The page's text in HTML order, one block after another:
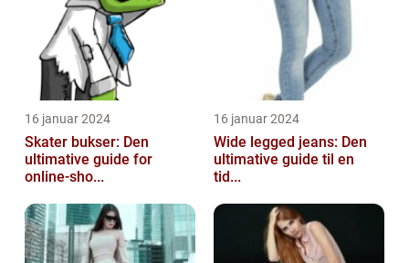
16 januar 2024
Skater bukser: Den
ultimative guide for
online-sho...
16 januar 2024
Wide legged jeans: Den
ultimative guide til en
tid...